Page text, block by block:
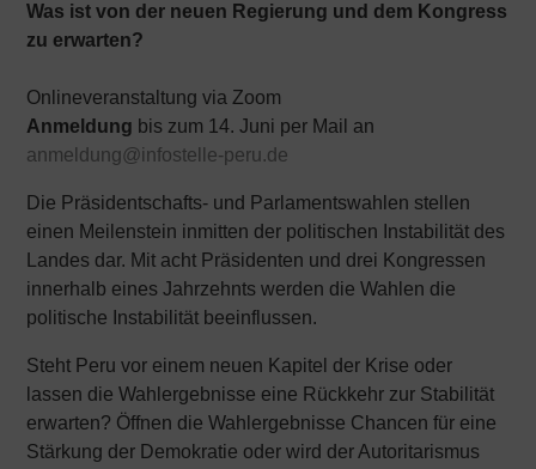
Was ist von der neuen Regierung und dem Kongress
zu erwarten?
Onlineveranstaltung via Zoom
Anmeldung bis zum 14. Juni per Mail an
anmeldung@infostelle-peru.de
Die Präsidentschafts- und Parlamentswahlen stellen
einen Meilenstein inmitten der politischen Instabilität des
Landes dar. Mit acht Präsidenten und drei Kongressen
innerhalb eines Jahrzehnts werden die Wahlen die
politische Instabilität beeinflussen.
Steht Peru vor einem neuen Kapitel der Krise oder
lassen die Wahlergebnisse eine Rückkehr zur Stabilität
erwarten? Öffnen die Wahlergebnisse Chancen für eine
Stärkung der Demokratie oder wird der Autoritarismus